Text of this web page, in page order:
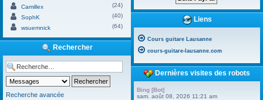
Camillex
(24)
SophK
(40)
wsuemnick
(64)
Rechercher
Recherche avancée
Liens
Cours guitare Lausanne
cours-guitare-lausanne.com
Dernières visites des robots
Bing [Bot]
sam. août 08, 2026 11:21 am